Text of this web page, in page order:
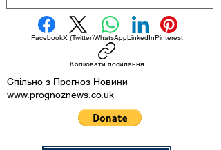
FacebookX (Twitter)WhatsAppLinkedInPinterest
Копіювати посилання
Спільно з Прогноз Новини
www.prognoznews.co.uk